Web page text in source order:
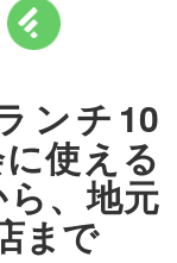
ンチ10
使える
、地元
まで